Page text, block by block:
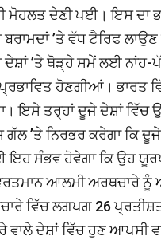
ਮੋਹਲਤ ਦੇਣੀ ਪਈ। ਇਸ
’ਤੇ ਵੱਧ ਟੈਰਿਫ ਲਾਉਣ
ਦੇਸ਼ਾਂ ’ਤੇ ਥੋੜ੍ਹੇ ਸਮੇਂ ਲਈ
ਹੋਣਗੀਆਂ। ਭਾਰਤ
ਇਸੇ ਤਰ੍ਹਾਂ ਦੂਜੇ ਦੇਸ਼ਾਂ
’ਤੇ ਨਿਰਭਰ ਕਰੇਗਾ ਕਿ
ਇਹ ਸੰਭਵ ਹੋਵੇਗਾ ਕਿ ਉਹ
ਆਲਮੀ ਅਰਥਚਾਰੇ ਨੂੰ
ਵਿੱਚ ਲਗਪਗ 26 ਪ੍ਰਤੀਸ਼ਤ
ਦੇਸ਼ਾਂ ਵਿੱਚ ਹੁਣ ਆਪਸੀ